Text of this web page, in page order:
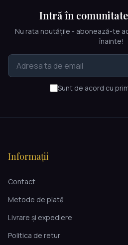
Intră în
Nu rata noutățile - abonează-te
înainte!
Sunt de acord cu
Informații
Contact
Metode de plată
Livrare și expediere
Politica de retur